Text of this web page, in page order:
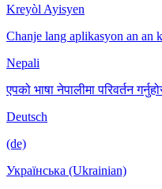
Kreyòl Ayisyen
Chanje lang aplikasyon an an
Nepali
एपको भाषा नेपालीमा परिवर्तन
Deutsch
(de)
Українська (Ukrainian)